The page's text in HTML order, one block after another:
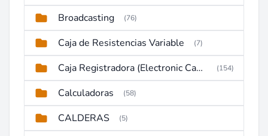
Broadcasting (76)
Caja de Resistencias Variable (7)
Caja Registradora (Electronic Cash Register) (154)
Calculadoras (58)
CALDERAS (5)